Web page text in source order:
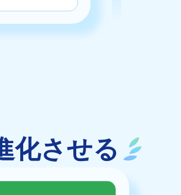
化させる